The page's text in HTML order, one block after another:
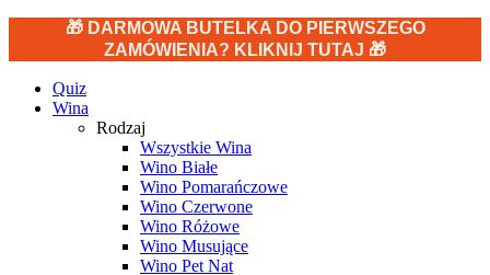
🎁 DARMOWA BUTELKA DO PIERWSZEGO
ZAMÓWIENIA? KLIKNIJ TUTAJ 🎁
Quiz
Wina
Rodzaj
Wszystkie Wina
Wino Białe
Wino Pomarańczowe
Wino Czerwone
Wino Różowe
Wino Musujące
Wino Pet Nat